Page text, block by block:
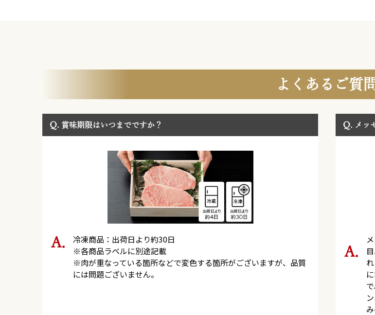
よくあるご質
Q. 賞味期限はいつまでですか？
冷凍商品：出荷日より約30日
※各商品ラベルに別途記載
※肉が重なっている箇所などで変色する箇所がございますが、品質
には問題ございません。
Q. メッ